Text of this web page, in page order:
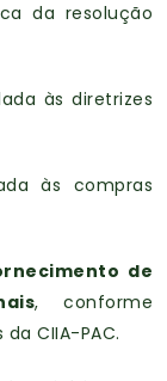
da resolução
às diretrizes
às compras
de
, conforme
CIIA-PAC.